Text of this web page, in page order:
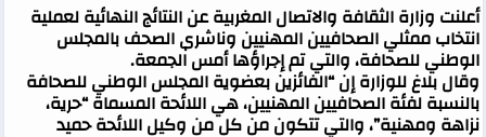
أعلنت وزارة الثقافة والاتصال المغربية عن النتائج النهائية لعملية
انتخاب ممثلي الصحافيين المهنيين وناشري الصحف بالمجلس
الوطني للصحافة، والتي تم إجراؤها أمس الجمعة.
وقال بلاغ للوزارة إن “الفائزين بعضوية المجلس الوطني للصحافة
بالنسبة لفئة الصحافيين المهنيين، هي اللائحة المسماة “حرية،
نزاهة ومهنية”، والتي تتكون من كل من وكيل اللائحة حميد